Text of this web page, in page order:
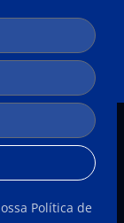
Política de